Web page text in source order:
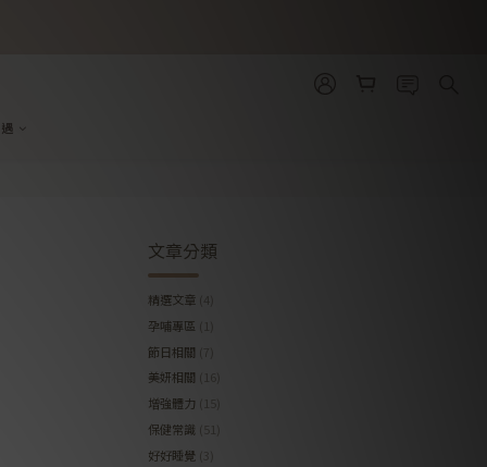
文章分類
精選文章
孕哺專區
節日相關
(7)
美妍相關 (16)
增強體力
(15)
保健常識 (51)
好好睡覺 (3)